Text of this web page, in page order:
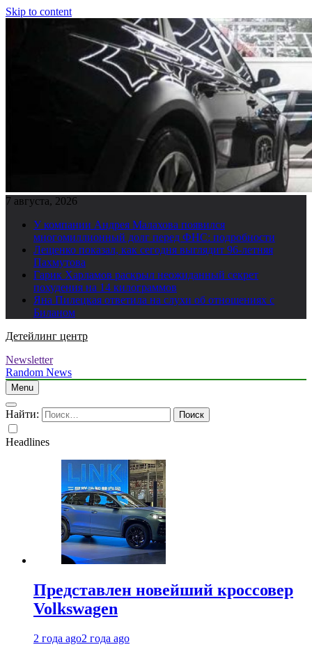
Skip to content
7 августа, 2026
У компании Андрея Малахова появился
многомиллионный долг перед ФНС: подробности
Лещенко показал, как сегодня выглядит 96-летняя
Пахмутова
Гарик Харламов раскрыл неожиданный секрет
похудения на 14 килограммов
Яна Пилецкая ответила на слухи об отношениях с
Биланом
Детейлинг центр
Newsletter
Random News
Menu
Найти:
Headlines
Представлен новейший кроссовер
Volkswagen
2 года ago2 года ago